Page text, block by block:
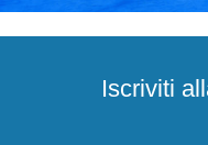
Iscriviti